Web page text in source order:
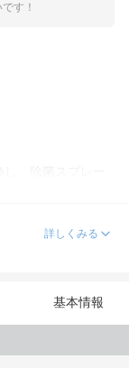
す！
、除菌スプレー
ルコール除菌し
ラズマクラスター
て、換気にはか
詳しくみる
基本情報